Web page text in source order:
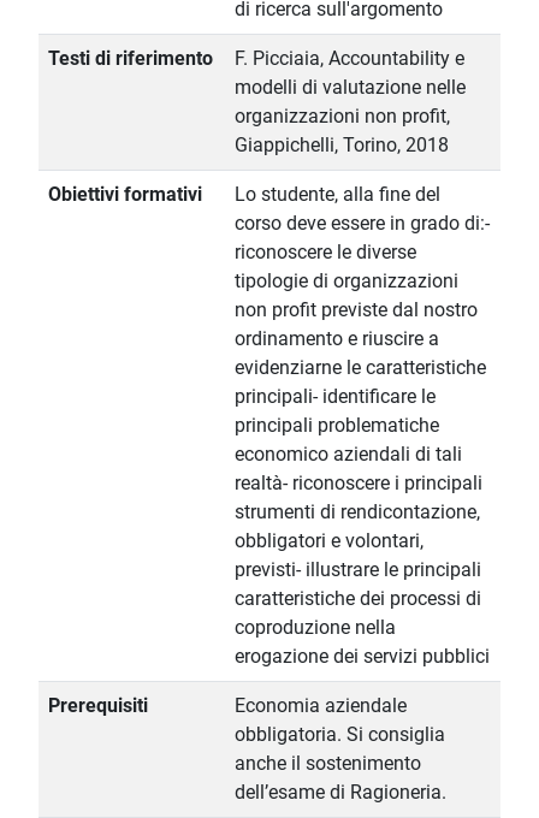
di ricerca sull'argomento
Testi di riferimento
F. Picciaia, Accountability e
modelli di valutazione nelle
organizzazioni non profit,
Giappichelli, Torino, 2018
Obiettivi formativi
Lo studente, alla fine del
corso deve essere in grado di:-
riconoscere le diverse
tipologie di organizzazioni
non profit previste dal nostro
ordinamento e riuscire a
evidenziarne le caratteristiche
principali- identificare le
principali problematiche
economico aziendali di tali
realtà- riconoscere i principali
strumenti di rendicontazione,
obbligatori e volontari,
previsti- illustrare le principali
caratteristiche dei processi di
coproduzione nella
erogazione dei servizi pubblici
Prerequisiti
Economia aziendale
obbligatoria. Si consiglia
anche il sostenimento
dell’esame di Ragioneria.